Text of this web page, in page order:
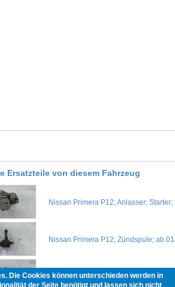
Ersatzteile von diesem Fahrzeug
Nissan Primera P12; Anlasser;
Nissan Primera P12; Zündspule; ab
Nissan Primera P12; Zündspule; ab
Die Cookies können unterschieden werden in
der Seite benötigt und lassen sich nicht